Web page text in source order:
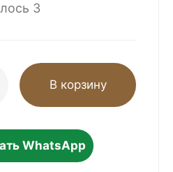
3
В корзину
WhatsApp